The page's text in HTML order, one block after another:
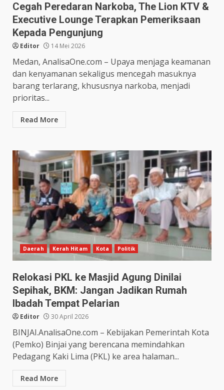
Cegah Peredaran Narkoba, The Lion KTV &
Executive Lounge Terapkan Pemeriksaan
Kepada Pengunjung
Editor 14 Mei 2026
Medan, AnalisaOne.com – Upaya menjaga keamanan
dan kenyamanan sekaligus mencegah masuknya
barang terlarang, khususnya narkoba, menjadi
prioritas...
Read More
Daerah Kerah Hitam Kota Politik
Relokasi PKL ke Masjid Agung Dinilai
Sepihak, BKM: Jangan Jadikan Rumah
Ibadah Tempat Pelarian
Editor 30 April 2026
BINJAI.AnalisaOne.com – Kebijakan Pemerintah Kota
(Pemko) Binjai yang berencana memindahkan
Pedagang Kaki Lima (PKL) ke area halaman...
Read More